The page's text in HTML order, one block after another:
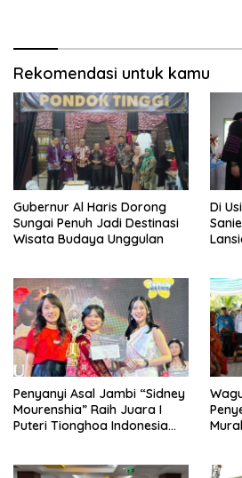
Rekomendasi untuk kamu
Gubernur Al Haris Dorong
Sungai Penuh Jadi Destinasi
Wisata Budaya Unggulan
Di
Penyanyi Asal Jambi “Sidney
Mourenshia” Raih Juara I
Puteri Tionghoa Indonesia